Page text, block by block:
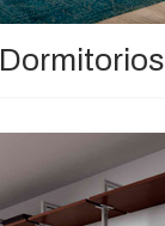
Dormitorios